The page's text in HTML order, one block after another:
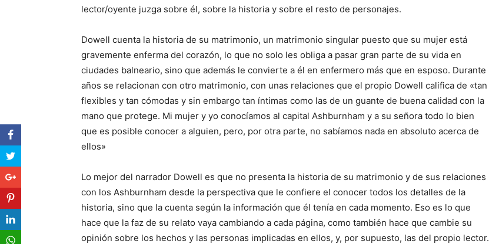
lector/oyente juzga sobre él, sobre la historia y sobre el resto de personajes.
Dowell cuenta la historia de su matrimonio, un matrimonio singular puesto que su mujer está
gravemente enferma del corazón, lo que no solo les obliga a pasar gran parte de su vida en
ciudades balneario, sino que además le convierte a él en enfermero más que en esposo. Durante
años se relacionan con otro matrimonio, con unas relaciones que el propio Dowell califica de «tan
flexibles y tan cómodas y sin embargo tan íntimas como las de un guante de buena calidad con la
mano que protege. Mi mujer y yo conocíamos al capital Ashburnham y a su señora todo lo bien
que es posible conocer a alguien, pero, por otra parte, no sabíamos nada en absoluto acerca de
ellos»
Lo mejor del narrador Dowell es que no presenta la historia de su matrimonio y de sus relaciones
con los Ashburnham desde la perspectiva que le confiere el conocer todos los detalles de la
historia, sino que la cuenta según la información que él tenía en cada momento. Eso es lo que
hace que la faz de su relato vaya cambiando a cada página, como también hace que cambie su
opinión sobre los hechos y las personas implicadas en ellos, y, por supuesto, las del propio lector.